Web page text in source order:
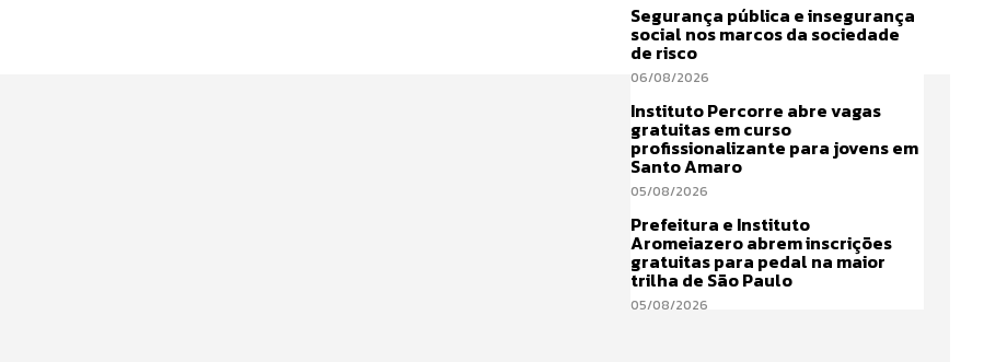
Segurança pública e insegurança
social nos marcos da sociedade
de risco
06/08/2026
Instituto Percorre abre vagas
gratuitas em curso
profissionalizante para jovens em
Santo Amaro
05/08/2026
Prefeitura e Instituto
Aromeiazero abrem inscrições
gratuitas para pedal na maior
trilha de São Paulo
05/08/2026